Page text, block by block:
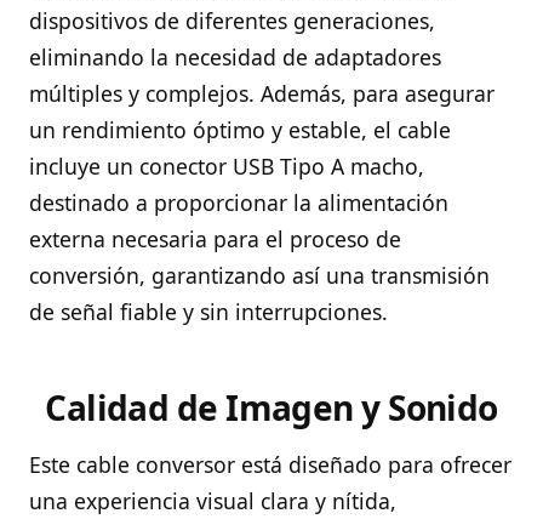
dispositivos de diferentes generaciones,
eliminando la necesidad de adaptadores
múltiples y complejos. Además, para asegurar
un rendimiento óptimo y estable, el cable
incluye un conector USB Tipo A macho,
destinado a proporcionar la alimentación
externa necesaria para el proceso de
conversión, garantizando así una transmisión
de señal fiable y sin interrupciones.
Calidad de Imagen y Sonido
Este cable conversor está diseñado para ofrecer
una experiencia visual clara y nítida,